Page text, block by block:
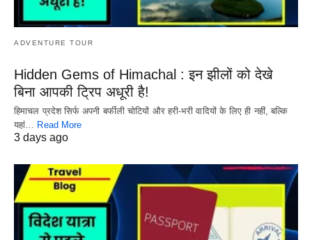
ADVENTURE TOUR
Hidden Gems of Himachal : इन झीलों को देखे
बिना आपकी ट्रिप अधूरी है!
हिमाचल प्रदेश सिर्फ अपनी बर्फीली चोटियों और हरी-भरी वादियों के लिए ही नहीं, बल्कि
यहां…
Read More
3 days ago